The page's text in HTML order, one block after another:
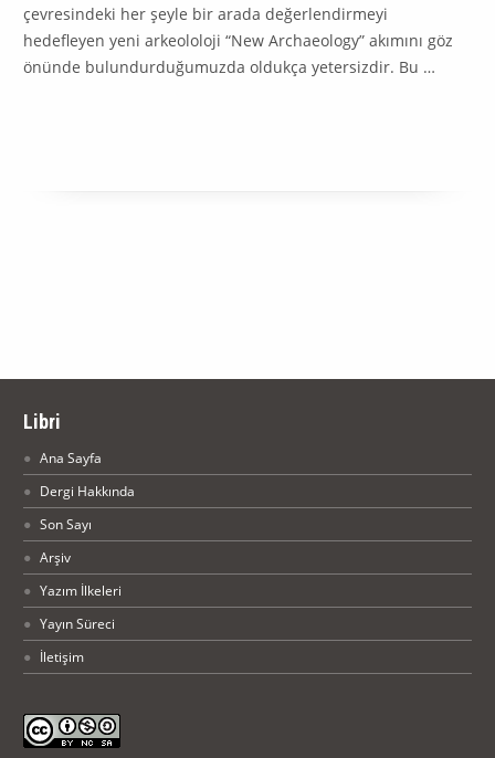
çevresindeki her şeyle bir arada değerlendirmeyi
hedefleyen yeni arkeololoji “New Archaeology” akımını göz
önünde bulundurduğumuzda oldukça yeter­sizdir. Bu …
Libri
Ana Sayfa
Dergi Hakkında
Son Sayı
Arşiv
Yazım İlkeleri
Yayın Süreci
İletişim